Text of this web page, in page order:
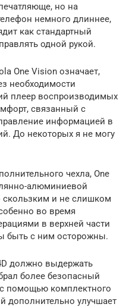
но на
немного длиннее,
как стандартный
одной рукой.
One Vision означает,
необходимости
плеер воспроизводимых
связанный с
информацией в
До некоторых я не могу
чехла, One
алюминиевой
скользким и не слишком
во время
в верхней части
быть с ним осторожны.
должно выдержать
более безопасный
помощью комплектного
дополнительно улучшает